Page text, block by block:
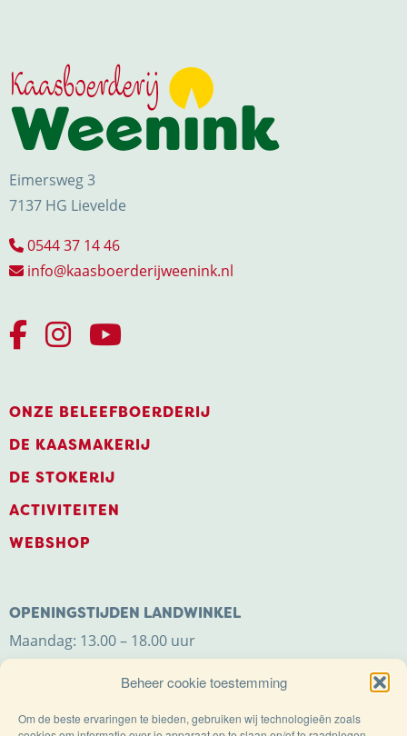
Beheer cookie toestemming
Om de beste ervaringen te bieden, gebruiken wij technologieën zoals
Eimersweg 3
7137 HG Lievelde
0544 37 14 46
info@kaasboerderijweenink.nl
ONZE BELEEFBOERDERIJ
DE KAASMAKERIJ
DE STOKERIJ
ACTIVITEITEN
WEBSHOP
OPENINGSTIJDEN LANDWINKEL
Maandag: 13.00 – 18.00 uur
Zondag: 11.00 – 18.00 uur